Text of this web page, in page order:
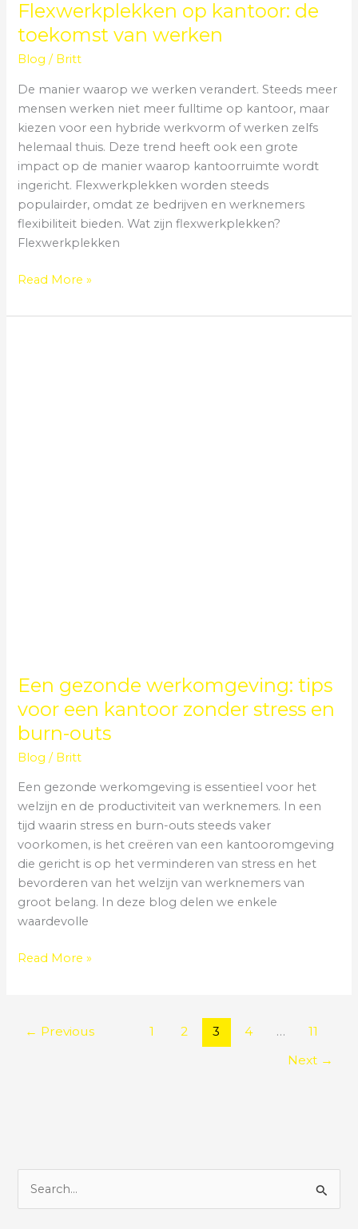
Flexwerkplekken op kantoor: de
toekomst van werken
Blog / Britt
De manier waarop we werken verandert. Steeds meer
mensen werken niet meer fulltime op kantoor, maar
kiezen voor een hybride werkvorm of werken zelfs
helemaal thuis. Deze trend heeft ook een grote
impact op de manier waarop kantoorruimte wordt
ingericht. Flexwerkplekken worden steeds
populairder, omdat ze bedrijven en werknemers
flexibiliteit bieden. Wat zijn flexwerkplekken?
Flexwerkplekken
Read More »
Een gezonde werkomgeving: tips
voor een kantoor zonder stress en
burn-outs
Blog / Britt
Een gezonde werkomgeving is essentieel voor het
welzijn en de productiviteit van werknemers. In een
tijd waarin stress en burn-outs steeds vaker
voorkomen, is het creëren van een kantooromgeving
die gericht is op het verminderen van stress en het
bevorderen van het welzijn van werknemers van
groot belang. In deze blog delen we enkele
waardevolle
Read More »
← Previous 1 2 3 4 …
11
Next →